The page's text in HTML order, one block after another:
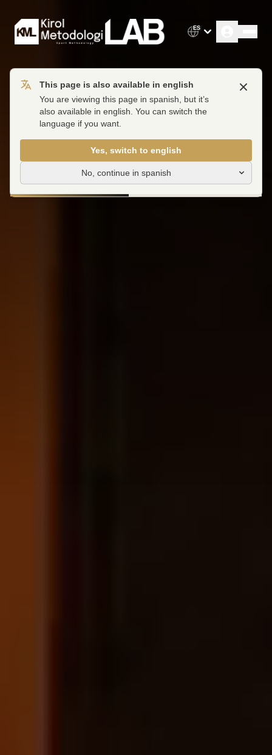
ES
This page is also available in english
You are viewing this page in spanish, but it’s
also available in english. You can switch the
language if you want.
Close
No, continue in spanish
Yes, switch to english